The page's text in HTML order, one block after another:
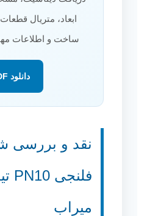
ابعاد، متریال
ساخت و اطلاعات
دانلود PDF
میراب